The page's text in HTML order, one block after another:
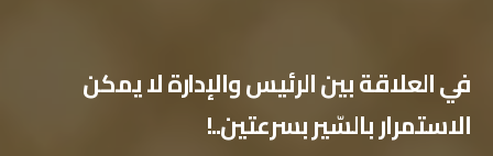
في العلاقة بين الرئيس والإدارة لا يمكن
الاستمرار بالسّير بسرعتين..!